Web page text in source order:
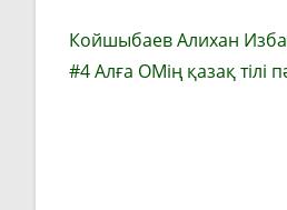
Койшыбаев Алихан
#4 Алға ОМің қазақ тілі